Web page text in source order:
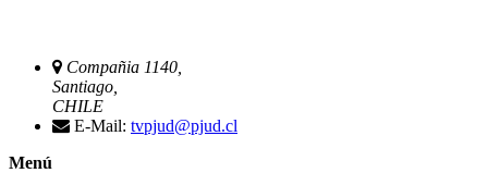
Compañia 1140,
Santiago,
CHILE
E-Mail: tvpjud@pjud.cl
Menú